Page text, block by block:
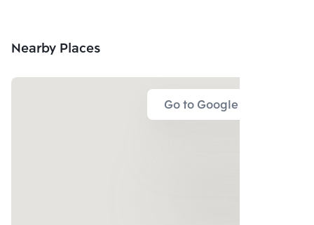
Nearby Places
Go to Google Map